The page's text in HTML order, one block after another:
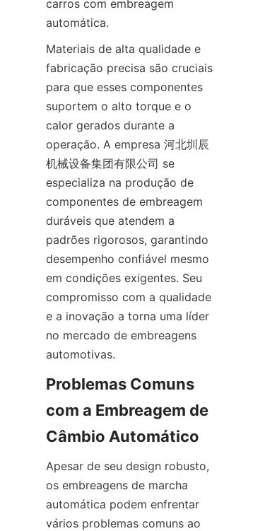
carros com embreagem
automática.
Materiais de alta qualidade e
fabricação precisa são cruciais
para que esses componentes
suportem o alto torque e o
calor gerados durante a
operação. A empresa 河北圳辰
机械设备集团有限公司 se
especializa na produção de
componentes de embreagem
duráveis que atendem a
padrões rigorosos, garantindo
desempenho confiável mesmo
em condições exigentes. Seu
compromisso com a qualidade
e a inovação a torna uma líder
no mercado de embreagens
automotivas.
Problemas Comuns
com a Embreagem de
Câmbio Automático
Apesar de seu design robusto,
os embreagens de marcha
automática podem enfrentar
vários problemas comuns ao